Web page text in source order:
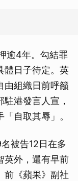
逾4年。勾結罪
體日子待定。英
由組織日前呼籲
港發言人宣，
自取其辱」。
被告12日在多
英外，還有早前
前《蘋果》副社